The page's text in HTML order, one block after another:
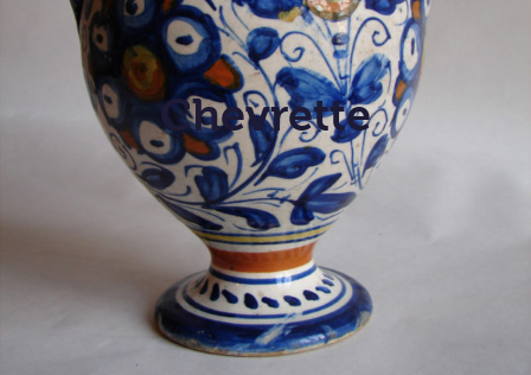
Chevrette